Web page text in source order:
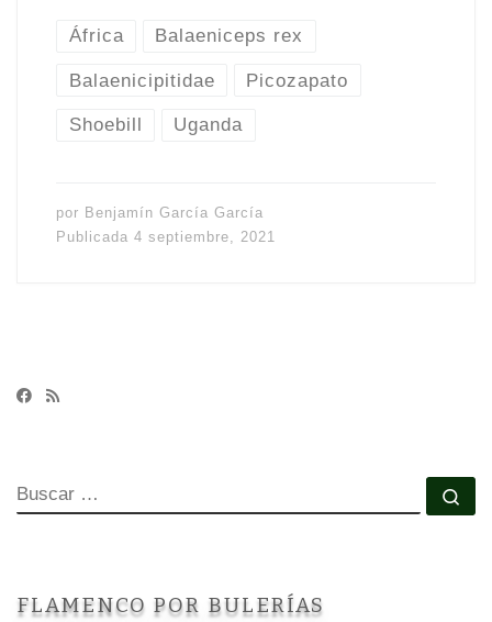
África Balaeniceps rex
Balaenicipitidae Picozapato
Shoebill Uganda
por Benjamín García García
Publicada 4 septiembre, 2021
BUSCAR
FLAMENCO POR BULERÍAS